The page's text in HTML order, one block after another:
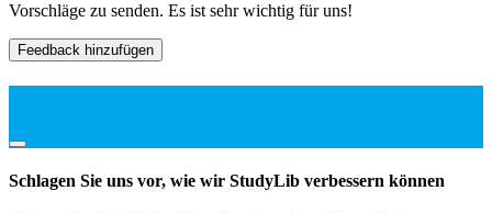
Vorschläge zu senden. Es ist sehr wichtig für uns!
Feedback hinzufügen
Schlagen Sie uns vor, wie wir StudyLib verbessern können